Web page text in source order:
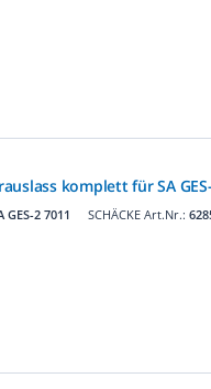
komplett für SA
SCHÄCKE Art.Nr.:
GES-2 7011